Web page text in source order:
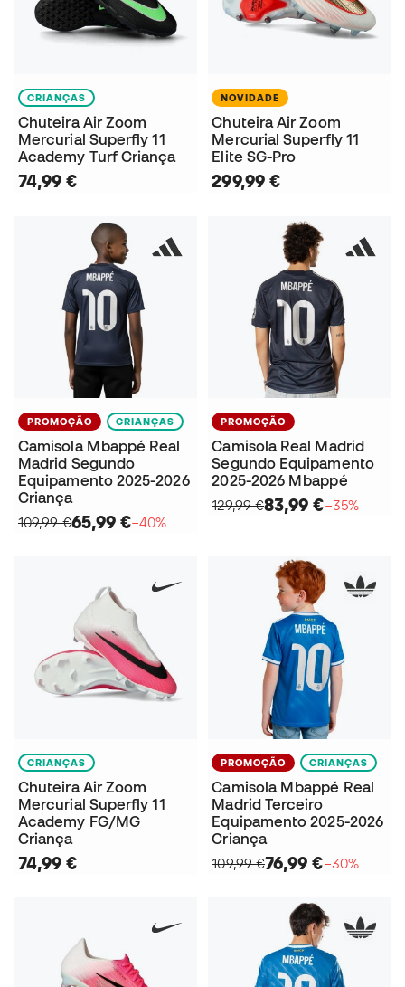
CRIANÇAS
Chuteira Air Zoom
Mercurial Superfly 11
Academy Turf Criança
74,99 €
NOVIDADE
Chuteira Air Zoom
Mercurial Superfly 11
Elite SG-Pro
299,99 €
PROMOÇÃO CRIANÇAS
Camisola Mbappé Real
Madrid Segundo
Equipamento 2025-2026
Criança
109,99 €65,99 €−40%
PROMOÇÃO
Camisola Real Madrid
Segundo Equipamento
2025-2026 Mbappé
129,99 €83,99 €−35%
CRIANÇAS
Chuteira Air Zoom
Mercurial Superfly 11
Academy FG/MG
Criança
74,99 €
PROMOÇÃO CRIANÇAS
Camisola Mbappé Real
Madrid Terceiro
Equipamento 2025-2026
Criança
109,99 €76,99 €−30%